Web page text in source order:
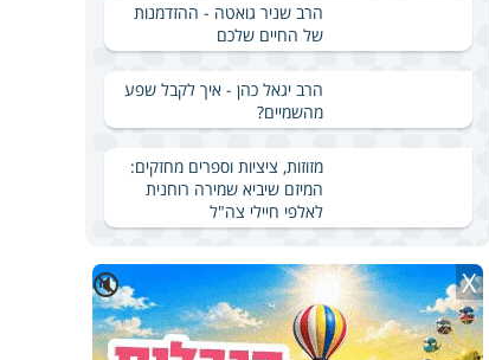
הרב שניר גואטה - ההזדמנות
של החיים שלכם
הרב יגאל כהן - איך לקבל שפע
מהשמיים?
מזוזות, ציציות וספרים מחזקים:
המיזם שיביא שמירה רוחנית
לאלפי חיילי צה"ל
🔇 X